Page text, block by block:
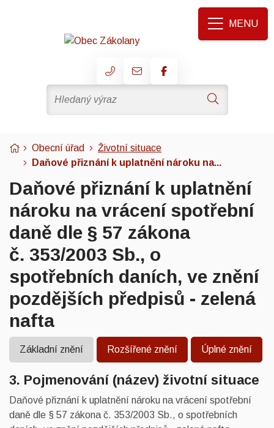
Rovnou na obsah
Rovnou na menu
+420 725 026 569
obec@zakolany.cz
Hledaný výraz
Hledat
MENU
Úvodní stránka
Obecní úřad
Životní situace
Daňové přiznání k uplatnění nároku na...
Daňové přiznání k uplatnění
nároku na vrácení spotřební
daně dle § 57 zákona
č. 353/2003 Sb., o
spotřebních daních, ve znění
pozdějších předpisů - zelená
nafta
Základní znění Rozšířené znění Úplné znění
3. Pojmenování (název) životní situace
Daňové přiznání k uplatnění nároku na vrácení spotřební
daně dle § 57 zákona č. 353/2003 Sb., o spotřebních